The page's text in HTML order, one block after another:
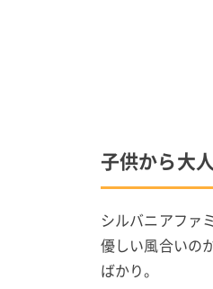
子供から大
シルバニアファ
優しい風合いの
ばかり。